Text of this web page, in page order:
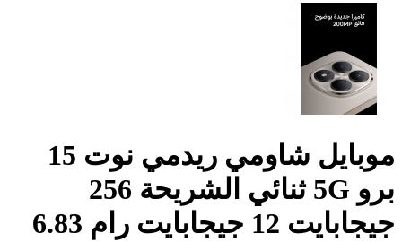
موبايل شاومي ريدمي نوت 15
برو 5G ثنائي الشريحة 256
جيجابايت 12 جيجابايت رام 6.83